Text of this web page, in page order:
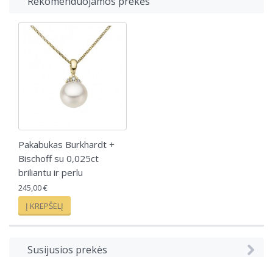
Pakabukas Burkhardt +
Bischoff su 0,025ct
briliantu ir perlu
245,00 €
Į KREPŠELĮ
Susijusios prekės